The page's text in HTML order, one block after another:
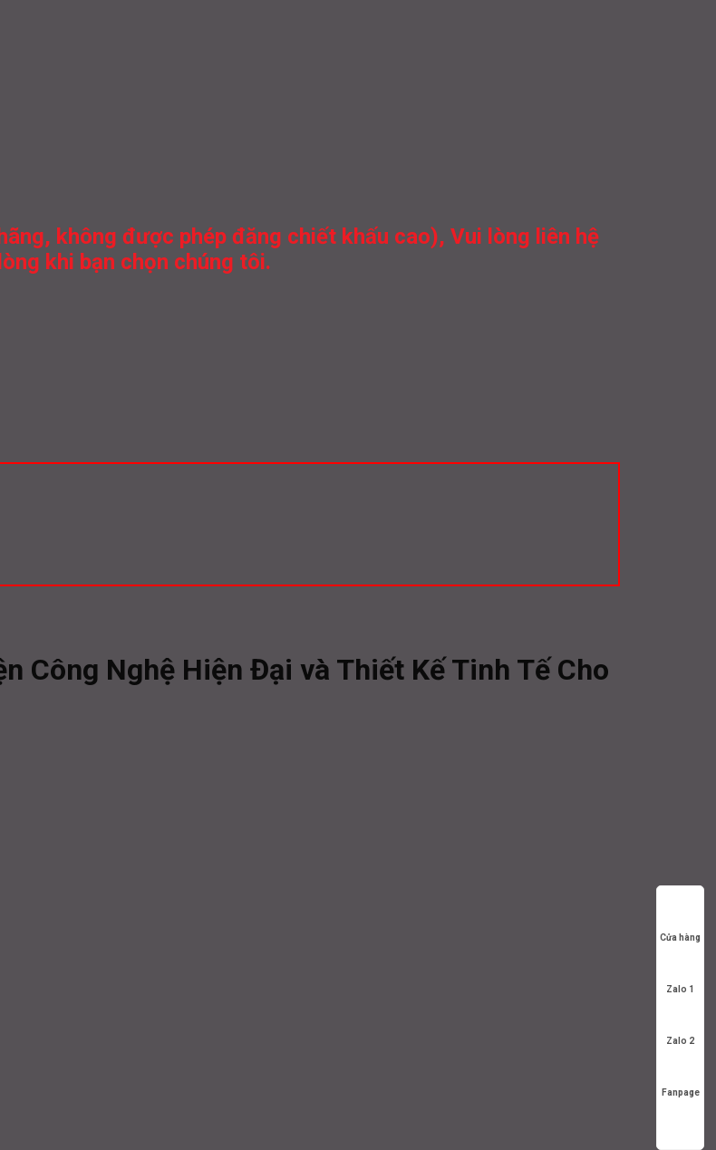
không được phép đăng chiết khấu cao), Vui lòng liên hệ
khi bạn chọn chúng tôi.
Công Nghệ Hiện Đại và Thiết Kế Tinh Tế Cho
Cửa hàng
Zalo 1
Zalo 2
Fanpage